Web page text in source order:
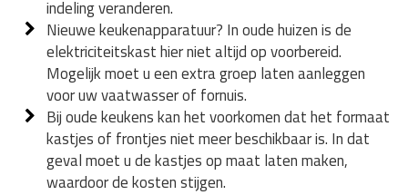
indeling veranderen.
Nieuwe keukenapparatuur? In oude huizen is de
elektriciteitskast hier niet altijd op voorbereid.
Mogelijk moet u een extra groep laten aanleggen
voor uw vaatwasser of fornuis.
Bij oude keukens kan het voorkomen dat het formaat
kastjes of frontjes niet meer beschikbaar is. In dat
geval moet u de kastjes op maat laten maken,
waardoor de kosten stijgen.